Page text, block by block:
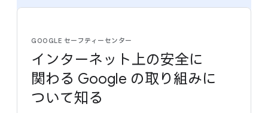
GOOGLE セーフティーセンター
インターネット上の​安全に​
関わる Google の​取り組みに​
ついて​知る